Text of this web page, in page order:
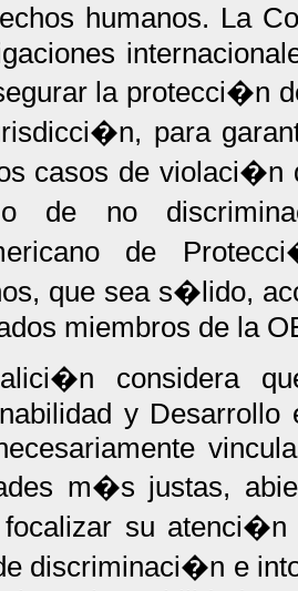
humanos. La
la protecci�n
para
casos de violaci�n
de no
de
que sea s�lido,
miembros de la
considera
y
m�s justas,
focalizar su
discriminaci�n e